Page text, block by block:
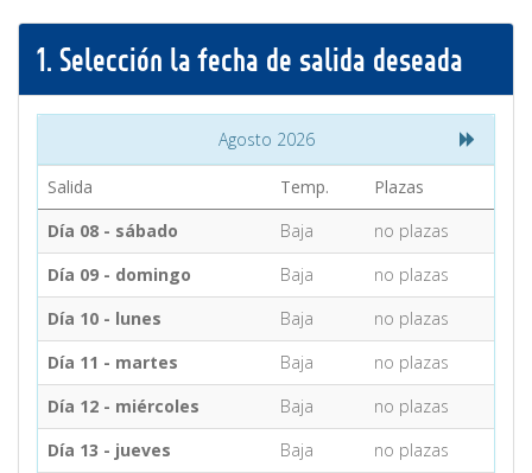
PROMOCIONES
COMPRAR
CONTACTO
MÁS
1. Selección la fecha de salida deseada
Agosto 2026
Salida Temp.
Plazas
Día 08 - sábado
Baja
no plazas
Día 09 - domingo
Baja
no plazas
Día 10 - lunes
Baja
no plazas
Día 11 - martes
Baja
no plazas
Día 12 - miércoles
Baja
no plazas
Día 13 - jueves
Baja
no plazas